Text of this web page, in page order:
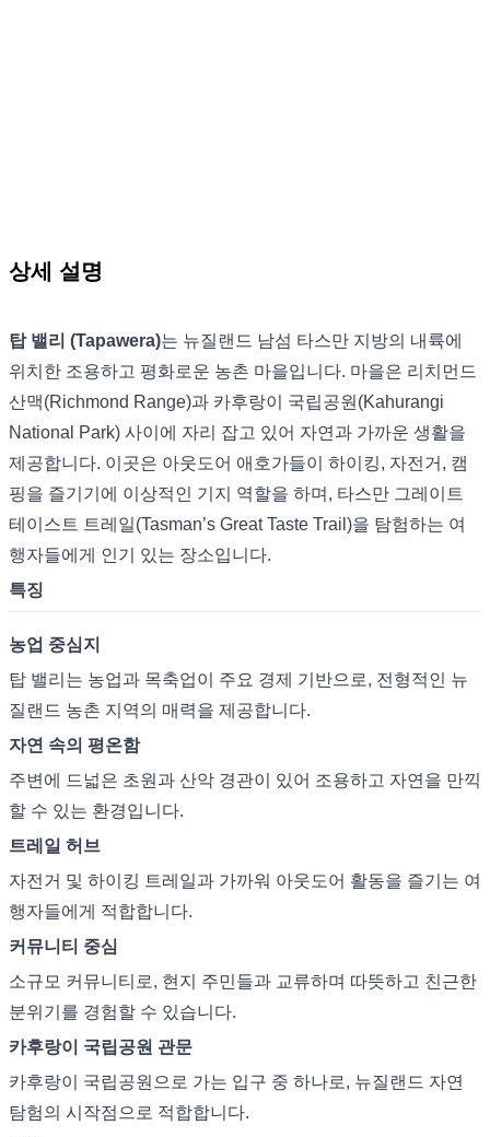
상세 설명
탑 밸리 (Tapawera)는 뉴질랜드 남섬 타스만 지방의 내륙에
위치한 조용하고 평화로운 농촌 마을입니다. 마을은 리치먼드
산맥(Richmond Range)과 카후랑이 국립공원(Kahurangi
National Park) 사이에 자리 잡고 있어 자연과 가까운 생활을
제공합니다. 이곳은 아웃도어 애호가들이 하이킹, 자전거, 캠
핑을 즐기기에 이상적인 기지 역할을 하며, 타스만 그레이트
테이스트 트레일(Tasman’s Great Taste Trail)을 탐험하는 여
행자들에게 인기 있는 장소입니다.
특징
농업 중심지
탑 밸리는 농업과 목축업이 주요 경제 기반으로, 전형적인 뉴
질랜드 농촌 지역의 매력을 제공합니다.
자연 속의 평온함
주변에 드넓은 초원과 산악 경관이 있어 조용하고 자연을 만끽
할 수 있는 환경입니다.
트레일 허브
자전거 및 하이킹 트레일과 가까워 아웃도어 활동을 즐기는 여
행자들에게 적합합니다.
커뮤니티 중심
소규모 커뮤니티로, 현지 주민들과 교류하며 따뜻하고 친근한
분위기를 경험할 수 있습니다.
카후랑이 국립공원 관문
카후랑이 국립공원으로 가는 입구 중 하나로, 뉴질랜드 자연
탐험의 시작점으로 적합합니다.